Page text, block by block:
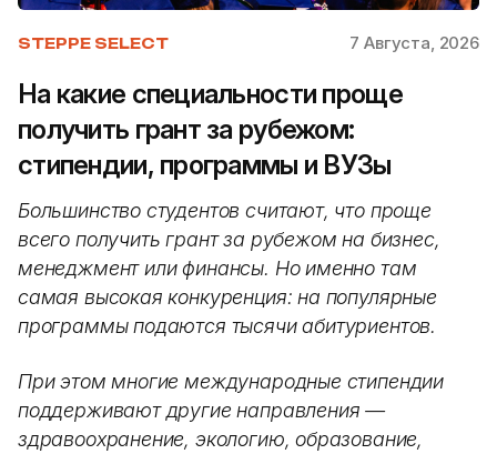
STEPPE SELECT 7 Августа, 2026
На какие специальности проще
получить грант за рубежом:
стипендии, программы и ВУЗы
Большинство студентов считают, что проще
всего получить грант за рубежом на бизнес,
менеджмент или финансы. Но именно там
самая высокая конкуренция: на популярные
программы подаются тысячи абитуриентов.
При этом многие международные стипендии
поддерживают другие направления —
здравоохранение, экологию, образование,